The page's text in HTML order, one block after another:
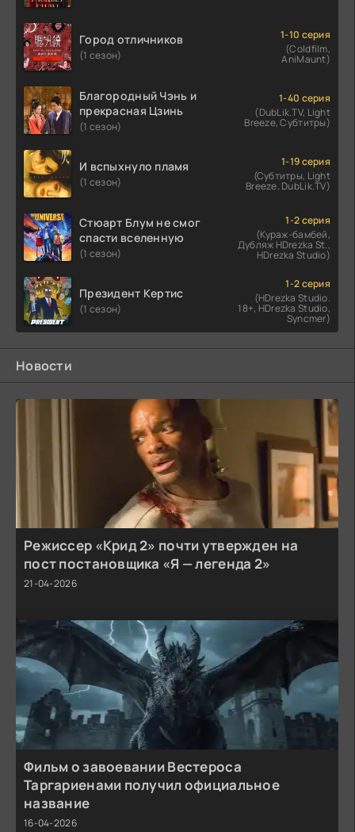
Город отличников
(1 сезон)
1-10 серия
(Coldfilm,
AniMaunt)
Благородный Чэнь и
прекрасная Цзинь
(1 сезон)
1-40 серия
(DubLik.TV, Light
Breeze, Субтитры)
И вспыхнуло пламя
(1 сезон)
1-19 серия
(Субтитры, Light
Breeze, DubLik.TV)
Стюарт Блум не смог
спасти вселенную
(1 сезон)
1-2 серия
(Кураж-бамбей,
Дубляж HDrezka St.,
HDrezka Studio)
Президент Кертис
(1 сезон)
1-2 серия
(HDrezka Studio.
18+, HDrezka Studio,
Syncmer)
Новости
Режиссер «Крид 2» почти утвержден на
пост постановщика «Я — легенда 2»
21-04-2026
Фильм о завоевании Вестероса
Таргариенами получил официальное
название
16-04-2026